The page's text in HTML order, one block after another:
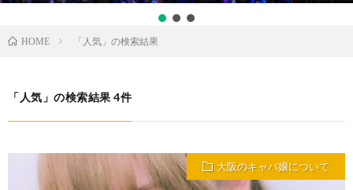
HOME 「人気」の検索結果
「人気」の検索結果 4件
大阪のキャバ嬢について